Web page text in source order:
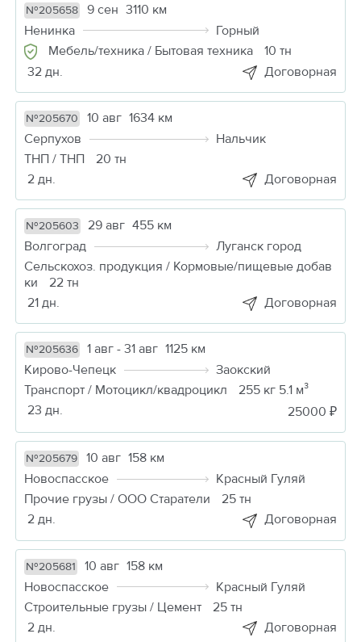
№205658 9 сен 3110 км
Ненинка
Горный
Мебель/техника / Бытовая техника
10 тн
32 дн.
Договорная
№205670 10 авг 1634 км
Серпухов
Нальчик
ТНП / ТНП
20 тн
2 дн.
Договорная
№205603 29 авг 455 км
Волгоград
Луганск город
Сельскохоз. продукция / Кормовые/пищевые добав
ки
22 тн
21 дн.
Договорная
№205636 1 авг - 31 авг 1125 км
Кирово-Чепецк
Заокский
Транспорт / Мотоцикл/квадроцикл
255 кг 5.1 м³
23 дн.
25000 ₽
№205679 10 авг 158 км
Новоспасское
Красный Гуляй
Прочие грузы / ООО Старатели
25 тн
2 дн.
Договорная
№205681 10 авг 158 км
Новоспасское
Красный Гуляй
Строительные грузы / Цемент
25 тн
2 дн.
Договорная